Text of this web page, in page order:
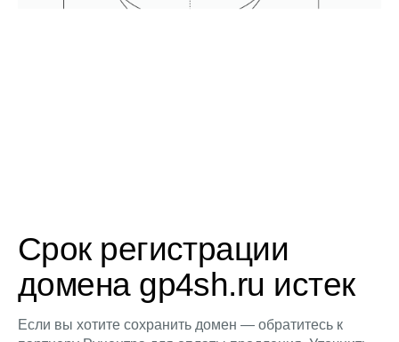
Срок регистрации
домена gp4sh.ru истек
Если вы хотите сохранить домен — обратитесь к